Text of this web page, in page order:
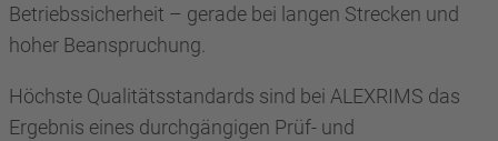
Betriebssicherheit – gerade bei langen Strecken und
hoher Beanspruchung.
Höchste Qualitätsstandards sind bei ALEXRIMS das
Ergebnis eines durchgängigen Prüf- und